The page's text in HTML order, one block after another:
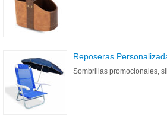
Reposeras
Sombrillas promocionales,